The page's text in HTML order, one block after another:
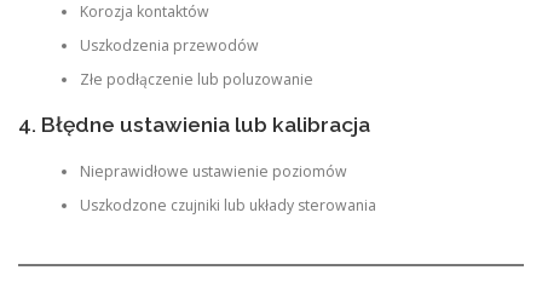
Korozja kontaktów
Uszkodzenia przewodów
Złe podłączenie lub poluzowanie
4. Błędne ustawienia lub kalibracja
Nieprawidłowe ustawienie poziomów
Uszkodzone czujniki lub układy sterowania